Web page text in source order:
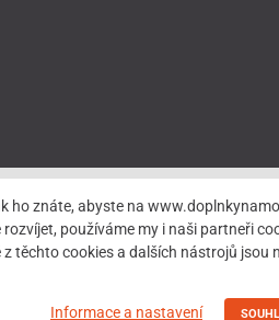
ho znáte, abyste na
používáme my i naši partneři
těchto cookies a dalších nástrojů
Informace a nastavení